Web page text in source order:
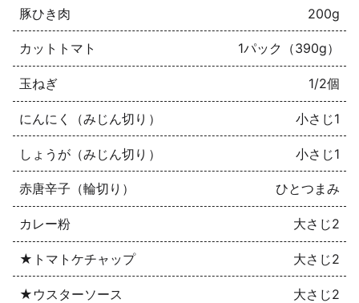
豚ひき肉 200g
カットトマト 1パック（390g）
玉ねぎ 1/2個
にんにく（みじん切り） 小さじ1
しょうが（みじん切り） 小さじ1
赤唐辛子（輪切り） ひとつまみ
カレー粉 大さじ2
★トマトケチャップ 大さじ2
★ウスターソース 大さじ2